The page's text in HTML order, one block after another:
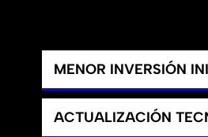
MENOR INVERSIÓN
ACTUALIZACIÓN